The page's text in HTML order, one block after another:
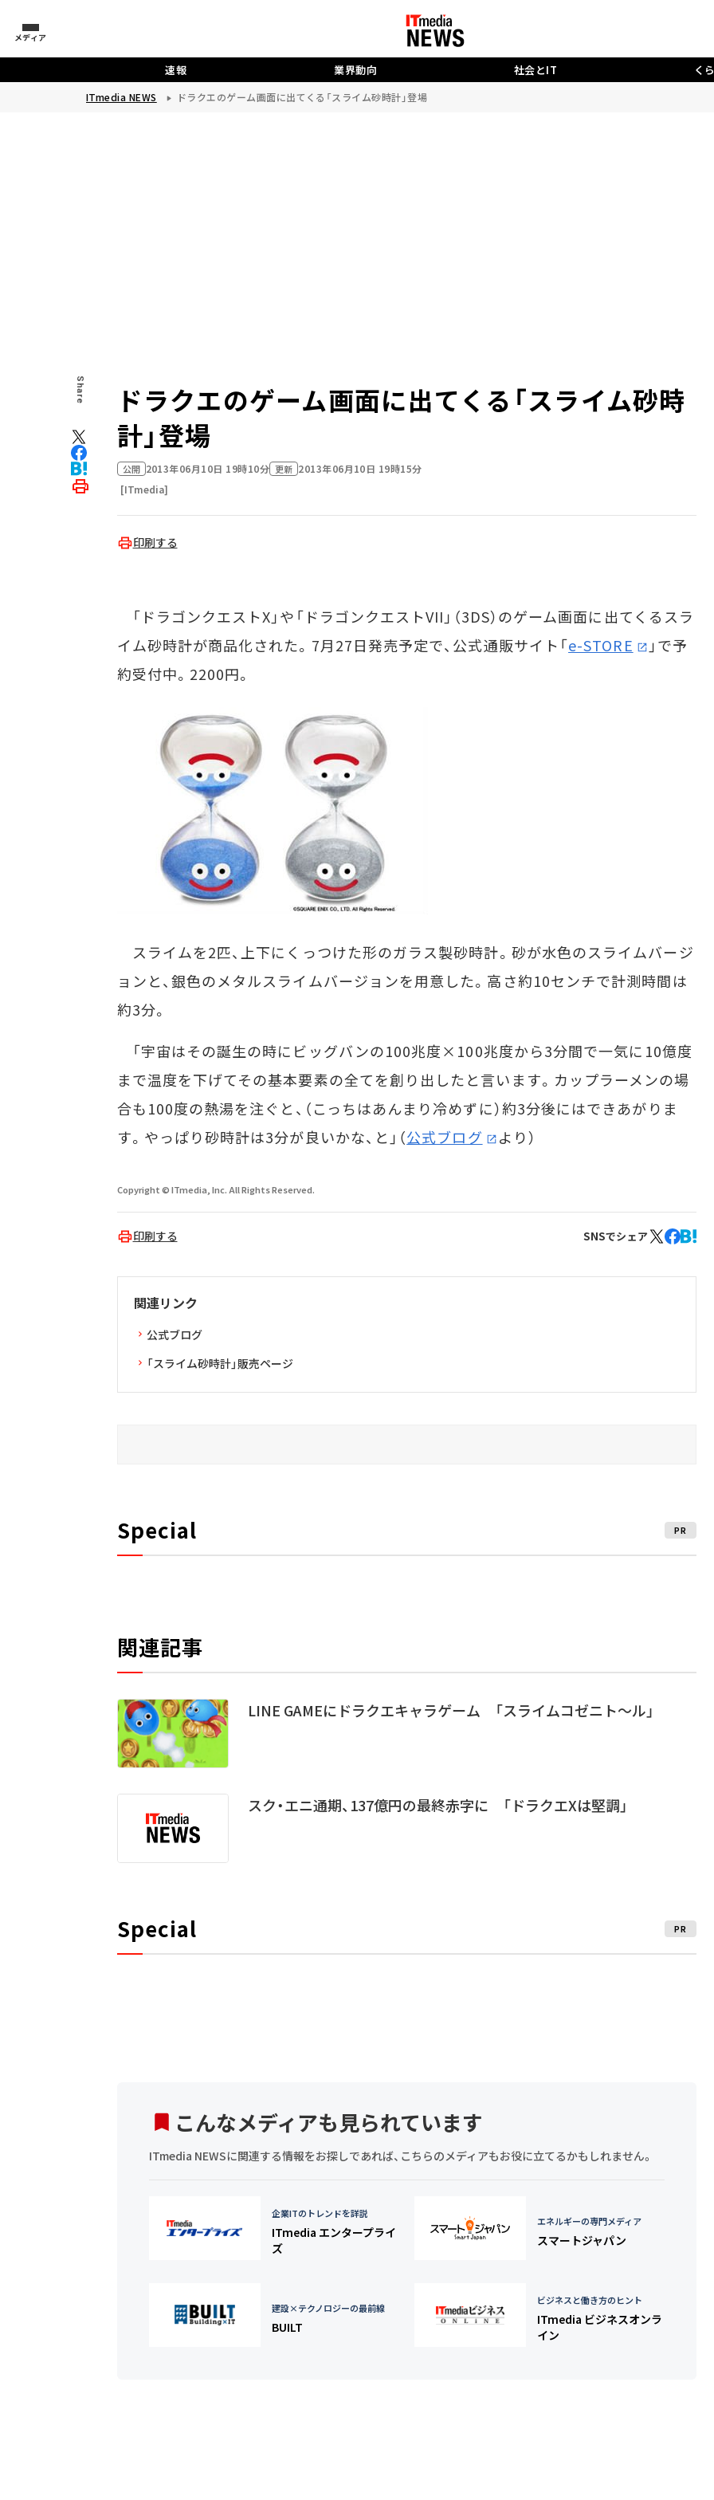
メディア
速報 業界動向 社会とIT く
ITmedia NEWS ドラクエのゲーム画面に出てくる「スライム砂時計」登場
Share
ドラクエのゲーム画面に出てくる「スライム砂時
計」登場
公開 2013年06月10日 19時10分 更新 2013年06月10日 19時15分
[ITmedia]
印刷する
「ドラゴンクエストX」や「ドラゴンクエストVII」（3DS）のゲーム画面に出てくるスラ
イム砂時計が商品化された。7月27日発売予定で、公式通販サイト「e-STORE
」で予
約受付中。2200円。
スライムを2匹、上下にくっつけた形のガラス製砂時計。砂が水色のスライムバージ
ョンと、銀色のメタルスライムバージョンを用意した。高さ約10センチで計測時間は
約3分。
「宇宙はその誕生の時にビッグバンの100兆度×100兆度から3分間で一気に10億度
まで温度を下げてその基本要素の全てを創り出したと言います。カップラーメンの場
合も100度の熱湯を注ぐと、（こっちはあんまり冷めずに）約3分後にはできあがりま
す。やっぱり砂時計は3分が良いかな、と」（公式ブログ より）
Copyright © ITmedia, Inc. All Rights Reserved.
印刷する SNSでシェア
関連リンク
公式ブログ
「スライム砂時計」販売ページ
Special PR
関連記事
LINE GAMEにドラクエキャラゲーム 「スライムコゼニト～ル」
スク・エニ通期、137億円の最終赤字に 「ドラクエXは堅調」
Special PR
こんなメディアも見られています
ITmedia NEWSに関連する情報をお探しであれば、こちらのメディアもお役に立てるかもしれません。
企業ITのトレンドを詳説
ITmedia エンタープライ
ズ
エネルギーの専門メディア
スマートジャパン
建設×テクノロジーの最前線
BUILT
ビジネスと働き方のヒント
ITmedia ビジネスオンラ
イン